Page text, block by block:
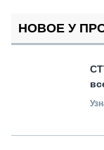
НОВОЕ У